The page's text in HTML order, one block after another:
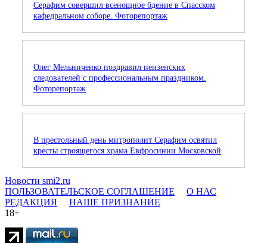
Серафим совершил всенощное бдение в Спасском
кафедральном соборе. Фоторепортаж
Олег Мельниченко поздравил пензенских
следователей с профессиональным праздником.
Фоторепортаж
В престольный день митрополит Серафим освятил
кресты строящегося храма Евфросинии Московской
Новости smi2.ru
ПОЛЬЗОВАТЕЛЬСКОЕ СОГЛАШЕНИЕ
О НАС
РЕДАКЦИЯ
НАШЕ ПРИЗНАНИЕ
18+